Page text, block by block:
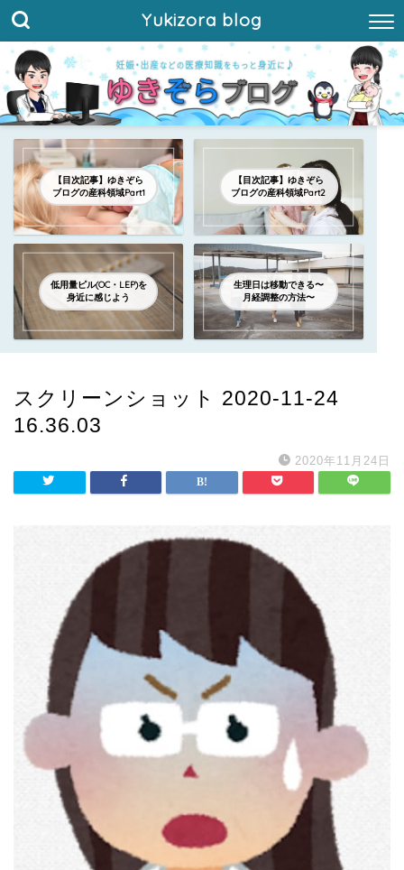
Yukizora blog
【目次記事】ゆきぞら
ブログの産科領域Part1
【目次記事】ゆきぞら
ブログの産科領域Part2
低用量ピル(OC・LEP)を
身近に感じよう
生理日は移動できる〜
月経調整の方法〜
スクリーンショット 2020-11-24
16.36.03
2020年11月24日